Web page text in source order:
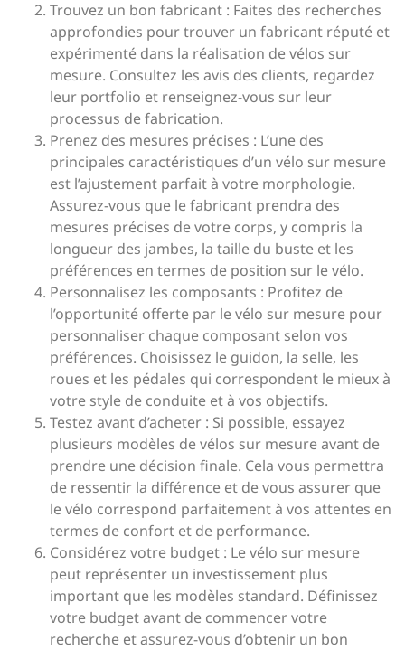
Trouvez un bon fabricant : Faites des recherches
approfondies pour trouver un fabricant réputé et
expérimenté dans la réalisation de vélos sur
mesure. Consultez les avis des clients, regardez
leur portfolio et renseignez-vous sur leur
processus de fabrication.
Prenez des mesures précises : L’une des
principales caractéristiques d’un vélo sur mesure
est l’ajustement parfait à votre morphologie.
Assurez-vous que le fabricant prendra des
mesures précises de votre corps, y compris la
longueur des jambes, la taille du buste et les
préférences en termes de position sur le vélo.
Personnalisez les composants : Profitez de
l’opportunité offerte par le vélo sur mesure pour
personnaliser chaque composant selon vos
préférences. Choisissez le guidon, la selle, les
roues et les pédales qui correspondent le mieux à
votre style de conduite et à vos objectifs.
Testez avant d’acheter : Si possible, essayez
plusieurs modèles de vélos sur mesure avant de
prendre une décision finale. Cela vous permettra
de ressentir la différence et de vous assurer que
le vélo correspond parfaitement à vos attentes en
termes de confort et de performance.
Considérez votre budget : Le vélo sur mesure
peut représenter un investissement plus
important que les modèles standard. Définissez
votre budget avant de commencer votre
recherche et assurez-vous d’obtenir un bon